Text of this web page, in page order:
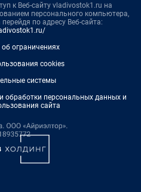
к Веб-сайту vladivostok1.ru на
персонального компьютера,
по адресу Веб-сайта:
ограничениях
cookies
системы
обработки персональных данных и
сайта